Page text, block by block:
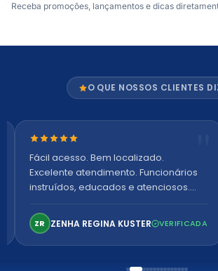
Receba promoções, lançamentos e dicas
O QUE NOSSOS CLIENTES
Nota 5 de 5 estrelas
Fácil acesso. Bem localizado.
Excelente atendimento. Funcionários
instruídos, educados e atenciosos.
confortável. Perfeito!
ZR ZENHA REGINA KUSTER VERIFICADA